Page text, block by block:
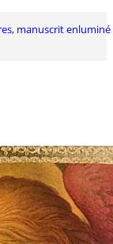
manuscrit enluminé